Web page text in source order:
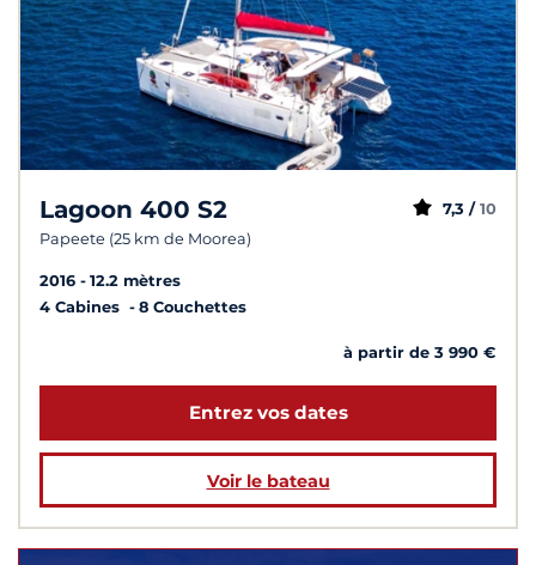
Lagoon 400 S2
Papeete (25 km de Moorea)
7,3 / 10
2016
12.2 mètres
4 Cabines
8 Couchettes
à partir de 3 990 €
Entrez vos dates
Voir le bateau